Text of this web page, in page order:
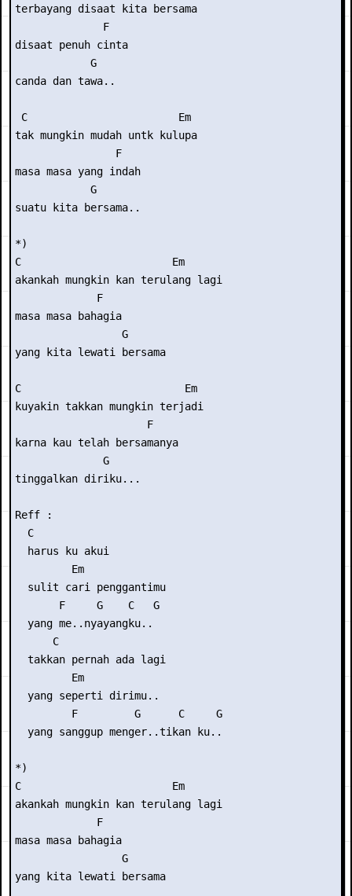
terbayang disaat kita bersama
              F
disaat penuh cinta
            G
canda dan tawa..
C                        Em
tak mungkin mudah untk kulupa
                F
masa masa yang indah
            G
suatu kita bersama..
*)
C                        Em
akankah mungkin kan terulang lagi
             F
masa masa bahagia
                 G
yang kita lewati bersama
C                          Em
kuyakin takkan mungkin terjadi
                     F
karna kau telah bersamanya
              G
tinggalkan diriku...
Reff :
  C
  harus ku akui
         Em
  sulit cari penggantimu
       F     G    C   G
  yang me..nyayangku..
      C
  takkan pernah ada lagi
         Em
  yang seperti dirimu..
         F         G      C     G
  yang sanggup menger..tikan ku..
*)
C                        Em
akankah mungkin kan terulang lagi
             F
masa masa bahagia
                 G
yang kita lewati bersama